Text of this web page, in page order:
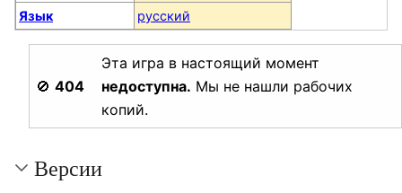
Язык
русский
🚫 404
Эта игра в настоящий момент
недоступна. Мы не нашли рабочих
копий.
Версии